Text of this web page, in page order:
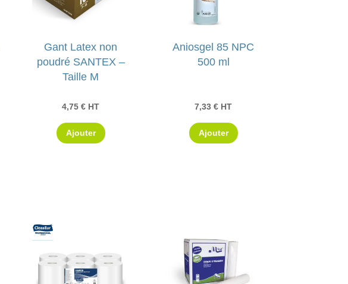
Gant Latex non
poudré SANTEX –
Taille M
4,75€ HT
Ajouter
Aniosgel 85 NPC
500 ml
7,33€ HT
Ajouter